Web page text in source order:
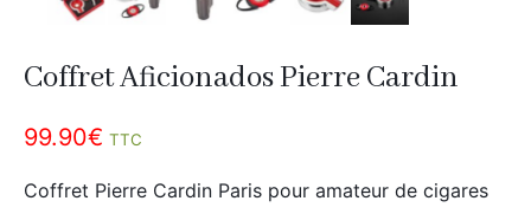
Coffret Aficionados Pierre Cardin
99.90€ TTC
Coffret Pierre Cardin Paris pour amateur de cigares
50ml